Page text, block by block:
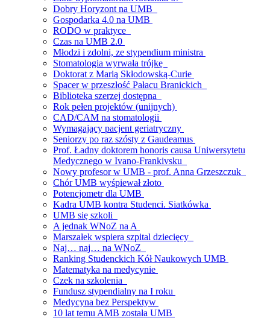
Dobry Horyzont na UMB
Gospodarka 4.0 na UMB
RODO w praktyce
Czas na UMB 2.0
Młodzi i zdolni, ze stypendium ministra
Stomatologia wyrwała trójkę
Doktorat z Marią Skłodowską-Curie
Spacer w przeszłość Pałacu Branickich
Biblioteka szerzej dostępna
Rok pełen projektów (unijnych)
CAD/CAM na stomatologii
Wymagający pacjent geriatryczny
Seniorzy po raz szósty z Gaudeamus
Prof. Ładny doktorem honoris causa Uniwersytetu
Medycznego w Ivano-Frankivsku
Nowy profesor w UMB - prof. Anna Grzeszczuk
Chór UMB wyśpiewał złoto
Potencjometr dla UMB
Kadra UMB kontra Studenci. Siatkówka
UMB się szkoli
A jednak WNoZ na A
Marszałek wspiera szpital dziecięcy
Naj… naj… na WNoZ
Ranking Studenckich Kół Naukowych UMB
Matematyka na medycynie
Czek na szkolenia
Fundusz stypendialny na I roku
Medycyna bez Perspektyw
10 lat temu AMB została UMB